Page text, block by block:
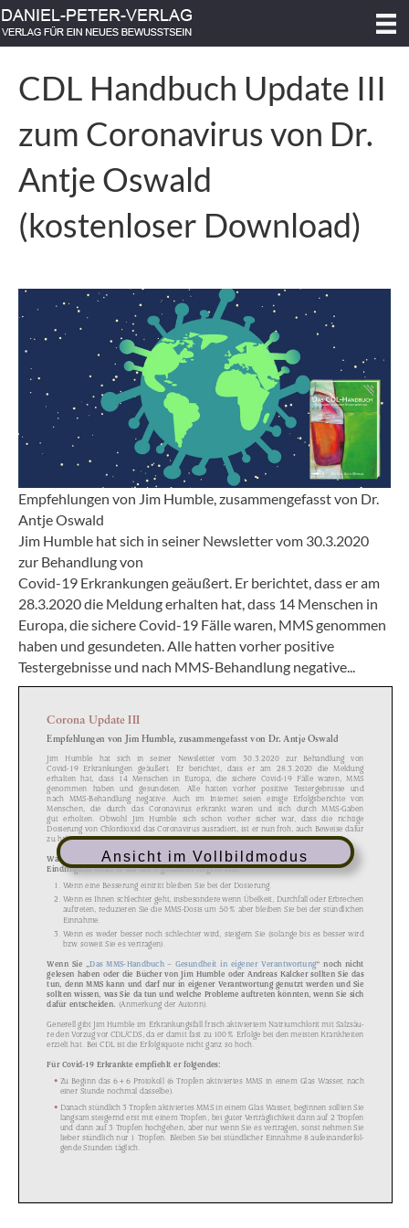
CDL Handbuch Update III
zum Coronavirus von Dr.
Antje Oswald
(kostenloser Download)
Empfehlungen von Jim Humble, zusammengefasst von Dr.
Antje Oswald
Jim Humble hat sich in seiner Newsletter vom 30.3.2020
zur Behandlung von
Covid-19 Erkrankungen geäußert. Er berichtet, dass er am
28.3.2020 die Meldung erhalten hat, dass 14 Menschen in
Europa, die sichere Covid-19 Fälle waren, MMS genommen
haben und gesundeten. Alle hatten vorher positive
Testergebnisse und nach MMS-Behandlung negative...
Ansicht im Vollbildmodus